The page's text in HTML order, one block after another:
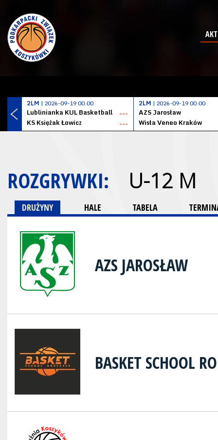
2LM | 2026-09-19 00:00
Lublinianka KUL Basketball
---
KS Księżak Łowicz
---
2LM | 2026-09-19 00:00
AZS Jarosław
Wisła Veneo Kraków
ROZGRYWKI: U-12 M
DRUŻYNY HALE TABELA
AZS JAROSŁAW
BASKET SCHOOL